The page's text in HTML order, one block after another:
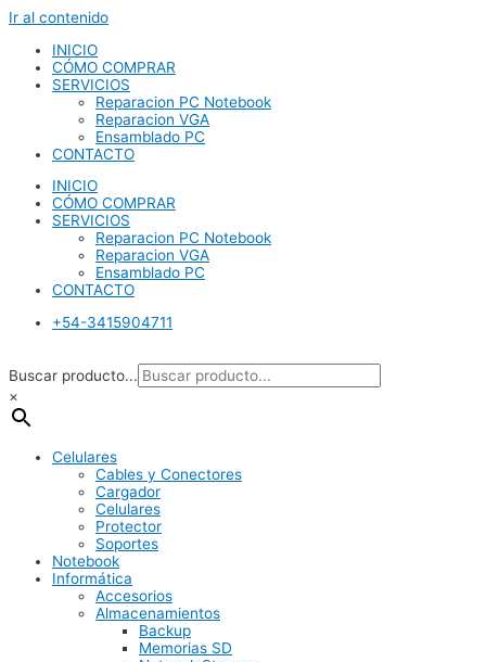
Ir al contenido
INICIO
CÓMO COMPRAR
SERVICIOS
Reparacion PC Notebook
Reparacion VGA
Ensamblado PC
CONTACTO
INICIO
CÓMO COMPRAR
SERVICIOS
Reparacion PC Notebook
Reparacion VGA
Ensamblado PC
CONTACTO
+54-3415904711
Buscar producto...
×
Celulares
Cables y Conectores
Cargador
Celulares
Protector
Soportes
Notebook
Informática
Accesorios
Almacenamientos
Backup
Memorias SD